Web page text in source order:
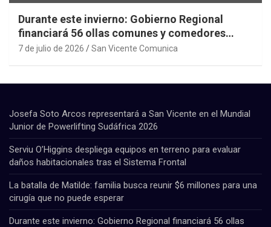
Durante este invierno: Gobierno Regional
financiará 56 ollas comunes y comedores
parroquiales en 11 comunas de la región
7 de julio de 2026 San Vicente Comunica
Josefa Soto Arcos representará a San Vicente en el Mundial
Junior de Powerlifting Sudáfrica 2026
Serviu O’Higgins despliega equipos en terreno para evaluar
daños habitacionales tras el Sistema Frontal
La batalla de Matilde: familia busca reunir $6 millones para una
cirugía que no puede esperar
Durante este invierno: Gobierno Regional financiará 56 ollas